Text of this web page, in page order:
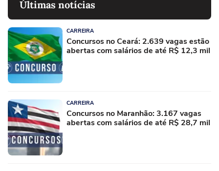
Últimas notícias
CARREIRA
Concursos no Ceará: 2.639 vagas estão
abertas com salários de até R$ 12,3 mil
CARREIRA
Concursos no Maranhão: 3.167 vagas
abertas com salários de até R$ 28,7 mil